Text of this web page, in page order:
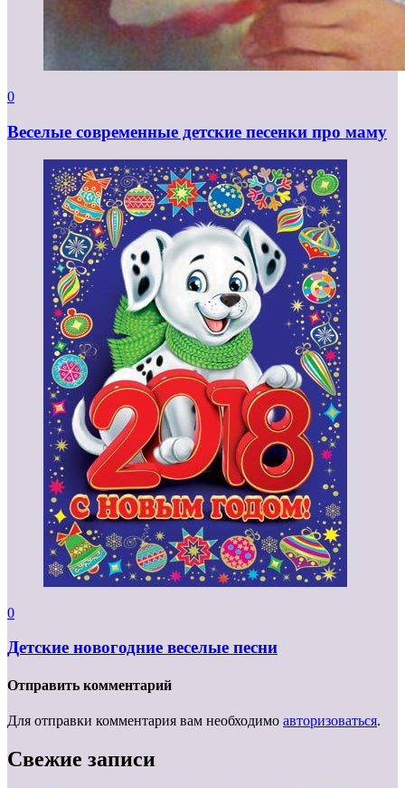
0
Веселые современные детские песенки про маму
0
Детские новогодние веселые песни
Отправить комментарий
Для отправки комментария вам необходимо авторизоваться.
Свежие записи